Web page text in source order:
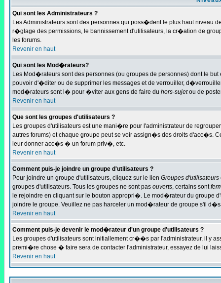
Qui sont les Administrateurs ?
Les Administrateurs sont des personnes qui poss�dent le plus haut niveau
r�glage des permissions, le bannissement d'utilisateurs, la cr�ation de
les forums.
Revenir en haut
Qui sont les Mod�rateurs?
Les Mod�rateurs sont des personnes (ou groupes de personnes) dont le
pouvoir d'�diter ou de supprimer les messages et de verrouiller,
mod�rateurs sont l� pour �viter aux gens de faire du hors-sujetou de
Revenir en haut
Que sont les groupes d'utilisateurs ?
Les groupes d'utilisateurs est une mani�re pour l'administrateur de
autres forums) et chaque groupe peut se voir assign�s des droits
leur donner acc�s � un forum priv�, etc.
Revenir en haut
Comment puis-je joindre un groupe d'utilisateurs ?
Pour joindre un groupe d'utilisateurs, cliquez sur le lien Groupes d'utilisateurs
groupes d'utilisateurs. Tous les groupes ne sont pas ouverts, certains sont
le rejoindre en cliquant sur le bouton appropri�. Le mod�rateur du groupe
joindre le groupe. Veuillez ne pas harceler un mod�rateur de groupe s'il
Revenir en haut
Comment puis-je devenir le mod�rateur d'un groupe d'utilisateurs ?
Les groupes d'utilisateurs sont initiallement cr��s par l'administrateur, il
premi�re chose � faire sera de contacter l'administrateur, essayez de lui
Revenir en haut